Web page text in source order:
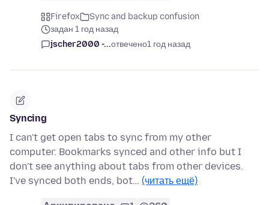
Firefox
Sync and backup confusion
задан 1 год назад
jscher2000 -...отвечено1 год назад
Syncing
I can't get open tabs to sync from my other
computer. Bookmarks synced and other info but I
don't see anything about tabs from other devices.
I've synced both ends, bot… (читать ещё)